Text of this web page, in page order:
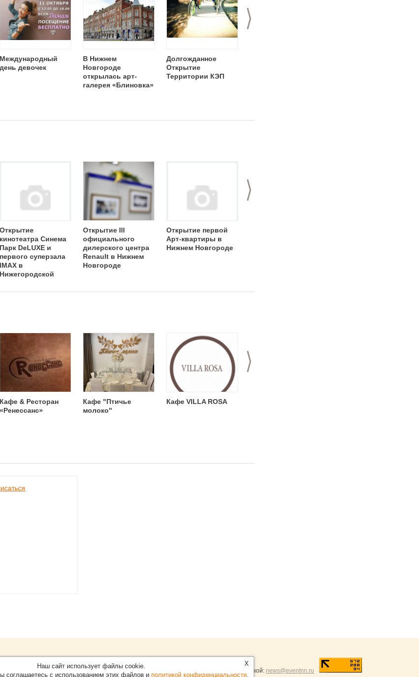
>
Международный
день девочек
В Нижнем
Новгороде
открылась арт-
галерея «Блиновка»
Долгожданное
Открытие
Территории КЭП
>
Открытие
кинотеатра Синема
Парк DeLUXE и
первого суперзала
IMAX в
Нижегородской
Открытие III
официального
дилерского центра
Renault в Нижнем
Новгороде
Открытие первой
Арт-квартиры в
Нижнем Новгороде
>
Кафе & Ресторан
«Ренессанс»
Кафе "Птичье
молоко"
Кафе VILLA ROSA
Новгороде.
О проекте
Карта сайта
Обращайтесь на портал
С новостями, пресс-релизами и разумной критикой: news@eventnn.ru
X
Наш сайт использует файлы cookie.
соглашаетесь с использованием этих файлов и политикой конфиденциальности.